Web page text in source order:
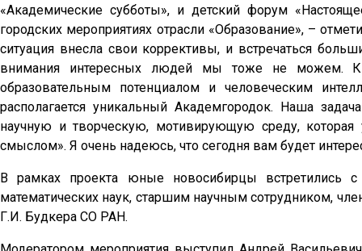
«Академические субботы», и детский форум
городских мероприятиях отрасли «Образование», –
ситуация внесла свои коррективы, и встречаться
внимания интересных людей мы тоже не можем. К
образовательным потенциалом и человеческим
располагается уникальный Академгородок. Наша
научную и творческую, мотивирующую среду, которая
смыслом». Я очень надеюсь, что сегодня вам будет
В рамках проекта юные новосибирцы встретились
математических наук, старшим научным сотрудником,
Г.И. Будкера СО РАН.